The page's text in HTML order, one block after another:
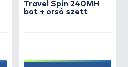
Travel Spin 240MH
bot + orsó szett